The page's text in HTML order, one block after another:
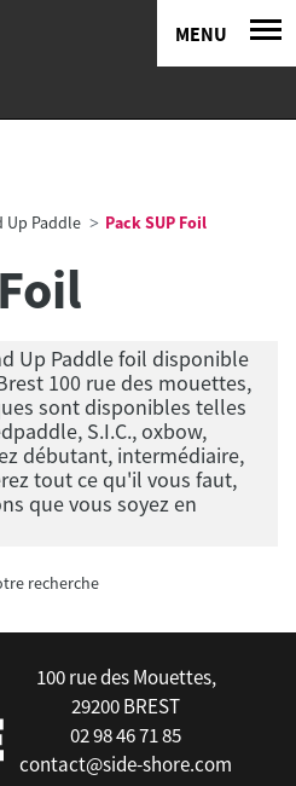
MENU
Up Paddle Pack SUP Foil
Up Paddle foil disponible
100 rue des mouettes,
sont disponibles telles
S.I.C., oxbow,
débutant, intermédiaire,
tout ce qu'il vous faut,
que vous soyez en
recherche
100 rue des Mouettes,
29200 BREST
02 98 46 71 85
contact@side-shore.com